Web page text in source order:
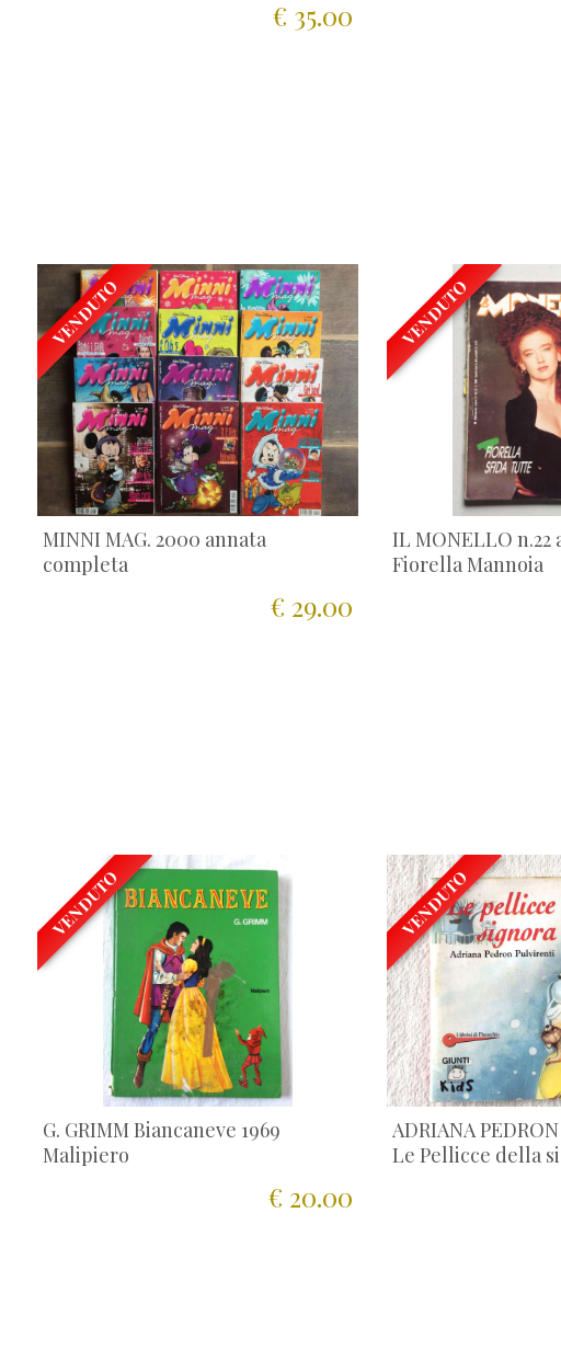
€ 35.00
VENDUTO
MINNI MAG. 2000 annata
completa
€ 29.00
VENDUTO
IL MONELLO n.22
Fiorella Mannoia
VENDUTO
G. GRIMM Biancaneve 1969
Malipiero
€ 20.00
VENDUTO
ADRIANA
Le Pellicce della